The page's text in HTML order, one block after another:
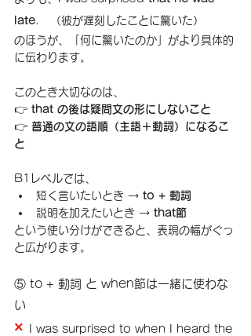
late.　（彼が遅刻したことに驚いた）
のほうが、「何に驚いたのか」がより具体的
に伝わります。
このとき大切なのは、
👉 that の後は疑問文の形にしないこと
👉 普通の文の語順（主語＋動詞）になるこ
と
B1レベルでは、
短く言いたいとき → to + 動詞
説明を加えたいとき → that節
という使い分けができると、表現の幅がぐっ
と広がります。
⑤ to + 動詞 と when節は一緒に使わな
い
×
I was surprised to when I heard the